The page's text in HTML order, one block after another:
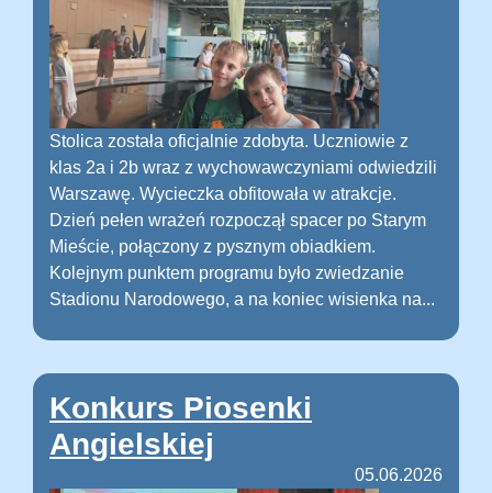
Stolica została oficjalnie zdobyta. Uczniowie z
klas 2a i 2b wraz z wychowawczyniami odwiedzili
Warszawę. Wycieczka obfitowała w atrakcje.
Dzień pełen wrażeń rozpoczął spacer po Starym
Mieście, połączony z pysznym obiadkiem.
Kolejnym punktem programu było zwiedzanie
Stadionu Narodowego, a na koniec wisienka na...
Konkurs Piosenki
Angielskiej
05.06.2026